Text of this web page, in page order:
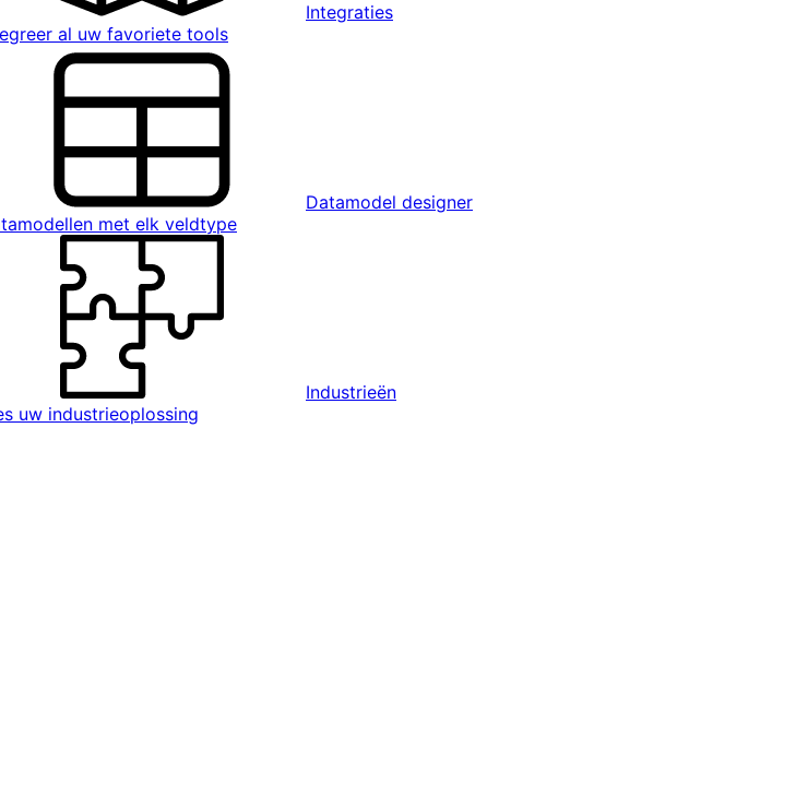
Integraties
al uw favoriete tools
Datamodel designer
met elk veldtype
Industrieën
uw industrieoplossing